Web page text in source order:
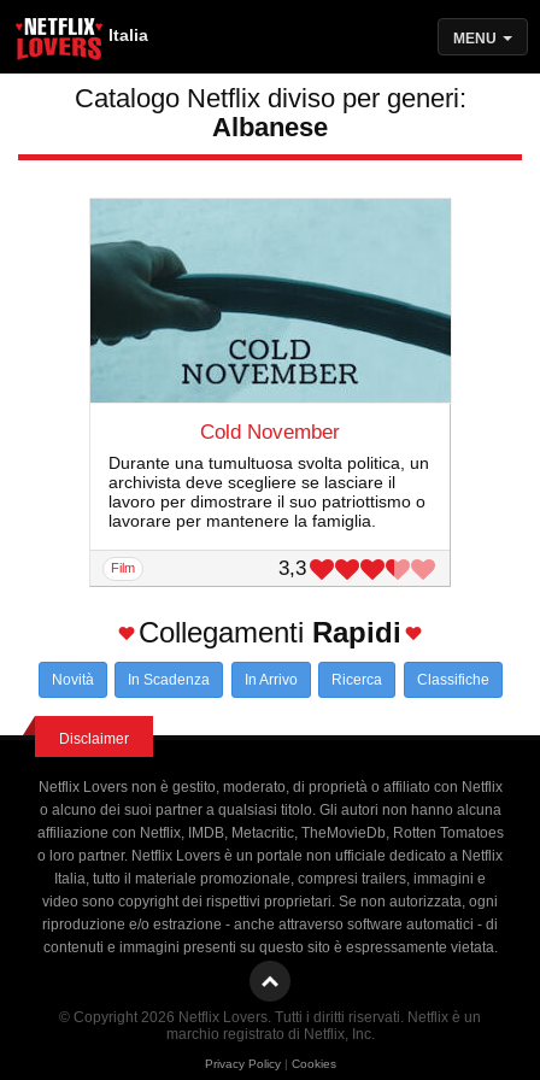
Italia MENU
Catalogo Netflix diviso per generi:
Albanese
Cold November
Durante una tumultuosa svolta politica, un
archivista deve scegliere se lasciare il
lavoro per dimostrare il suo patriottismo o
lavorare per mantenere la famiglia.
film 3,3
Collegamenti Rapidi
Novità In Scadenza In Arrivo Ricerca Classifiche
Disclaimer
Netflix Lovers non è gestito, moderato, di proprietà o affiliato con Netflix
o alcuno dei suoi partner a qualsiasi titolo. Gli autori non hanno alcuna
affiliazione con Netflix, IMDB, Metacritic, TheMovieDb, Rotten Tomatoes
o loro partner. Netflix Lovers è un portale non ufficiale dedicato a Netflix
Italia, tutto il materiale promozionale, compresi trailers, immagini e
video sono copyright dei rispettivi proprietari. Se non autorizzata, ogni
riproduzione e/o estrazione - anche attraverso software automatici - di
contenuti e immagini presenti su questo sito è espressamente vietata.
© Copyright 2026 Netflix Lovers. Tutti i diritti riservati. Netflix è un
marchio registrato di Netflix, Inc.
Privacy Policy| Cookies